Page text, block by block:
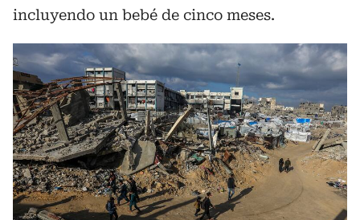
incluyendo un bebé de cinco meses.